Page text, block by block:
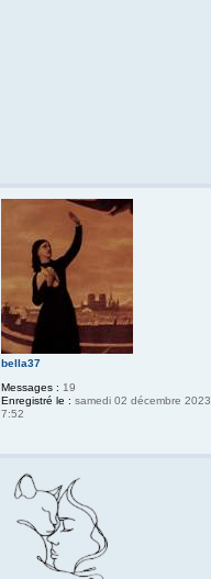
bella37
Messages : 19
Enregistré le : samedi 02 décembre 2023
7:52